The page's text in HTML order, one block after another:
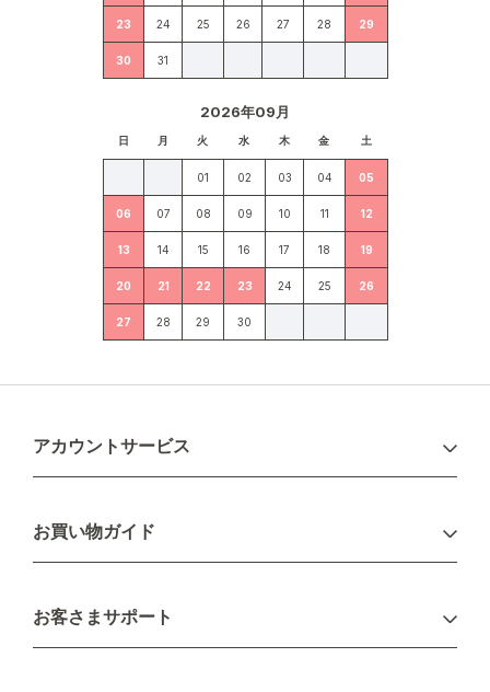
23 24 25 26 27 28 29
30 31
2026年09月
日 月 火 水 木 金 土
01 02 03 04 05
06 07 08 09 10 11 12
13 14 15 16 17 18 19
20 21 22 23 24 25 26
27 28 29 30
アカウントサービス
新規会員登録
お買い物ガイド
配送について
不良品・返品について
お客さまサポート